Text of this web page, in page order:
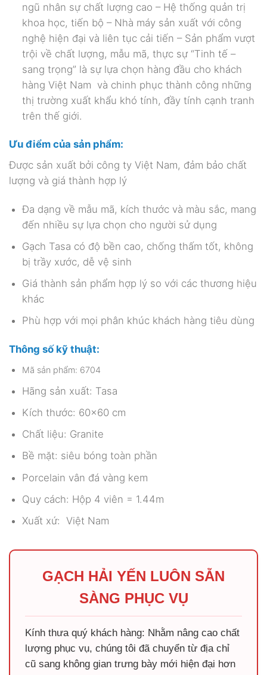
ngũ nhân sự chất lượng cao – Hệ thống quản trị
khoa học, tiến bộ – Nhà máy sản xuất với công
nghệ hiện đại và liên tục cải tiến – Sản phẩm vượt
trội về chất lượng, mẫu mã, thực sự “Tinh tế –
sang trọng” là sự lựa chọn hàng đầu cho khách
hàng Việt Nam và chinh phục thành công những
thị trường xuất khẩu khó tính, đầy tính cạnh tranh
trên thế giới.
Ưu điểm của sản phẩm:
Được sản xuất bởi công ty Việt Nam, đảm bảo chất
lượng và giá thành hợp lý
Đa dạng về mẫu mã, kích thước và màu sắc, mang
đến nhiều sự lựa chọn cho người sử dụng
Gạch Tasa có độ bền cao, chống thấm tốt, không
bị trầy xước, dễ vệ sinh
Giá thành sản phẩm hợp lý so với các thương hiệu
khác
Phù hợp với mọi phân khúc khách hàng tiêu dùng
Thông số kỹ thuật:
Mã sản phẩm: 6704
Hãng sản xuất: Tasa
Kích thước: 60×60 cm
Chất liệu: Granite
Bề mặt: siêu bóng toàn phần
Porcelain vân đá vàng kem
Quy cách: Hộp 4 viên = 1.44m
Xuất xứ: Việt Nam
GẠCH HẢI YẾN LUÔN SẴN
SÀNG PHỤC VỤ
Kính thưa quý khách hàng: Nhằm nâng cao chất
lượng phục vụ, chúng tôi đã chuyển từ địa chỉ
cũ sang không gian trưng bày mới hiện đại hơn